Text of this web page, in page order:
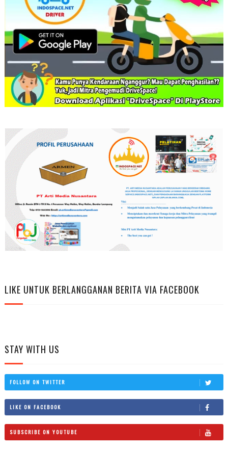
LIKE UNTUK BERLANGGANAN BERITA VIA FACEBOOK
STAY WITH US
FOLLOW ON TWITTER
LIKE ON FACEBOOK
SUBSCRIBE ON YOUTUBE